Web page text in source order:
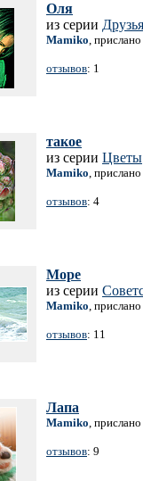
Оля
из серии Друзья
Mamiko,
отзывов: 1
такое
из серии Цветы
Mamiko,
отзывов: 4
Море
из серии
Mamiko,
отзывов: 11
Лапа
Mamiko,
отзывов: 9